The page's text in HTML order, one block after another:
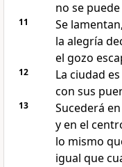
no se
11
Se
la alegría
el gozo
12
La ciudad
con sus
13
Sucederá
y en el
lo mismo
igual que